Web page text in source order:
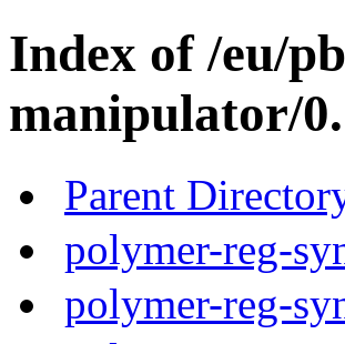
Index of /eu/
manipulator/
Parent
polymer-reg-
polymer-reg-